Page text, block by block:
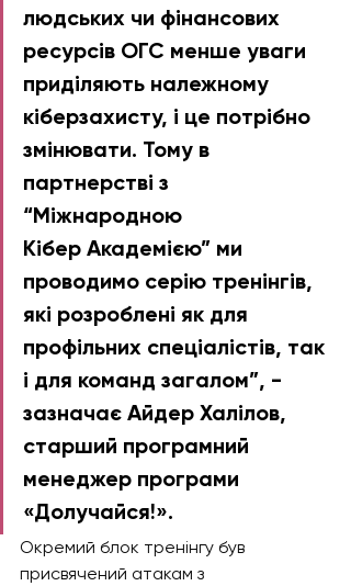
людських чи фінансових
ресурсів ОГС менше уваги
приділяють належному
кіберзахисту, і це потрібно
змінювати. Тому в
партнерстві з
“Міжнародною
Кібер Академією” ми
проводимо серію тренінгів,
які розроблені як для
профільних спеціалістів, так
і для команд загалом”, -
зазначає Айдер Халілов,
старший програмний
менеджер програми
«Долучайся!».
Окремий блок тренінгу був
присвячений атакам з